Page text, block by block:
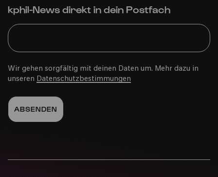
kphil-News direkt in dein Postfach
Wir gehen sorgfältig mit deinen Daten um. Mehr dazu in
unseren Datenschutzbestimmungen